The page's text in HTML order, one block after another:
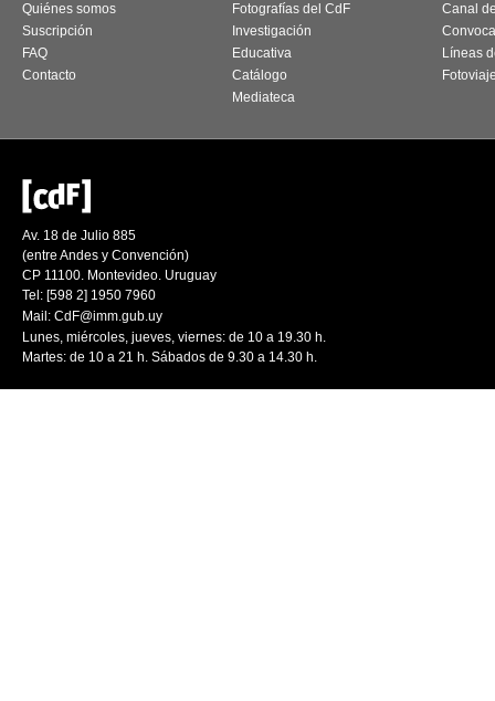
Quiénes somos
Suscripción
FAQ
Contacto
Fotografías del CdF
Investigación
Educativa
Catálogo
Mediateca
Canal
Líneas
Av. 18 de Julio 885
(entre Andes y Convención)
CP 11100. Montevideo. Uruguay
Tel: [598 2] 1950 7960
Mail: CdF@imm.gub.uy
Lunes, miércoles, jueves, viernes: de 10 a 19.30 h.
Martes: de 10 a 21 h. Sábados de 9.30 a 14.30 h.